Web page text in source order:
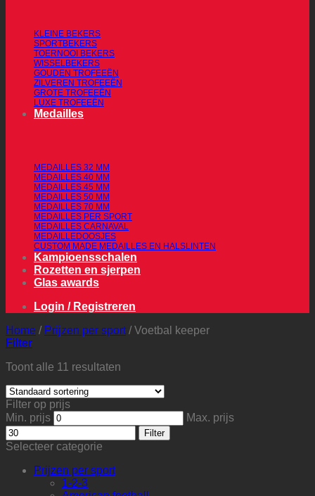
KLEINE BEKERS
SPORTBEKERS
TOERNOOI BEKERS
WISSELBEKERS
GOUDEN TROFEEËN
ZILVEREN TROFEEËN
GROTE TROFEEËN
LUXE TROFEEËN
Medailles
MEDAILLES 32 MM
MEDAILLES 40 MM
MEDAILLES 45 MM
MEDAILLES 50 MM
MEDAILLES 70 MM
MEDAILLES PER SPORT
MEDAILLES CARNAVAL
MEDAILLEDOOSJES
CUSTOM MADE MEDAILLES EN HALSLINTEN
Kampioensschalen
Rozetten en sjerpen
Glas awards
Login / Registreren
Home / Prijzen per sport /Voetbal keeper
Filter
Toont alle 11 resultaten
Filter op prijs
Min. prijs
Max. prijs
Filter
Selecteer categorie
Prijzen per sport
1-2-3